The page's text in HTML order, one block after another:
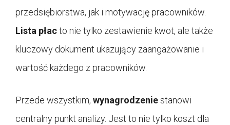
przedsiębiorstwa, jak i motywację pracowników.
Lista płacto nie tylko zestawienie kwot, ale także
kluczowy dokument ukazujący zaangażowanie i
wartość każdego z pracowników.
Przede wszystkim, wynagrodzeniestanowi
centralny punkt analizy. Jest to nie tylko koszt dla